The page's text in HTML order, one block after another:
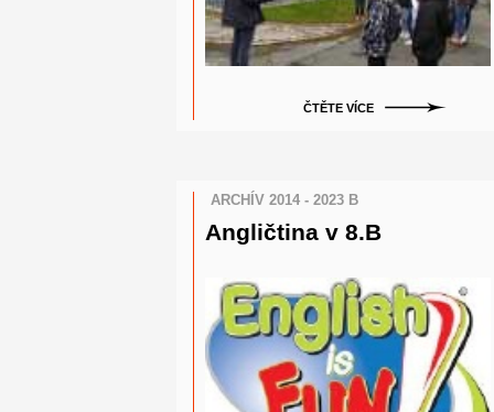
ČTĚTE VÍCE
ARCHÍV 2014 - 2023 B
Angličtina v 8.B